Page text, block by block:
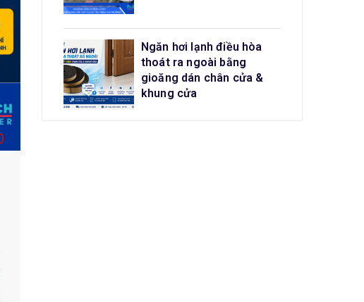
Ngăn hơi lạnh điều hòa
thoát ra ngoài bằng
gioăng dán chân cửa &
khung cửa